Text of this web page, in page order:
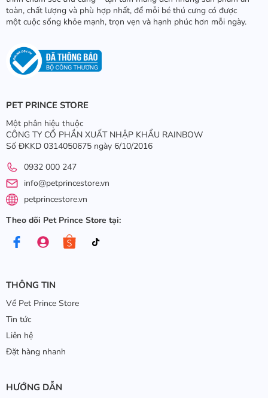
toàn, chất lượng và phù hợp nhất, để mỗi bé thú cưng có được
một cuộc sống khỏe mạnh, trọn vẹn và hạnh phúc hơn mỗi ngày.
PET PRINCE STORE
Một phân hiệu thuộc
CÔNG TY CỔ PHẦN XUẤT NHẬP KHẨU RAINBOW
Số ĐKKD 0314050675 ngày 6/10/2016
0932 000 247
info@petprincestore.vn
petprincestore.vn
Theo dõi Pet Prince Store tại:
THÔNG TIN
Về Pet Prince Store
Tin tức
Liên hệ
Đặt hàng nhanh
HƯỚNG DẪN